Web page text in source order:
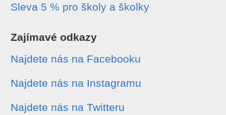
Sleva 5 % pro školy a školky
Zajímavé odkazy
Najdete nás na Facebooku
Najdete nás na Instagramu
Najdete nás na Twitteru